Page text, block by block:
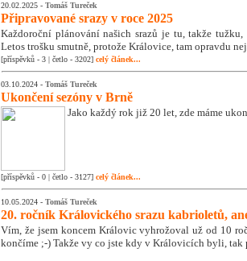
20.02.2025 - Tomáš Tureček
Připravované srazy v roce 2025
Každoroční plánování našich srazů je tu, takže
Letos trošku smutně, protože Královice, tam opravdu
[příspěvků - 3 | četlo - 3202] celý článek...
03.10.2024 - Tomáš Tureček
Ukončení sezóny v Brně
Jako každý rok již 20 let, zde máme
[příspěvků - 0 | četlo - 3127] celý článek...
10.05.2024 - Tomáš Tureček
20. ročník Královického srazu kabrioletů,
Vím, že jsem koncem Královic vyhrožoval už od 10
končíme ;-) Takže vy co jste kdy v Královicích byli, tak